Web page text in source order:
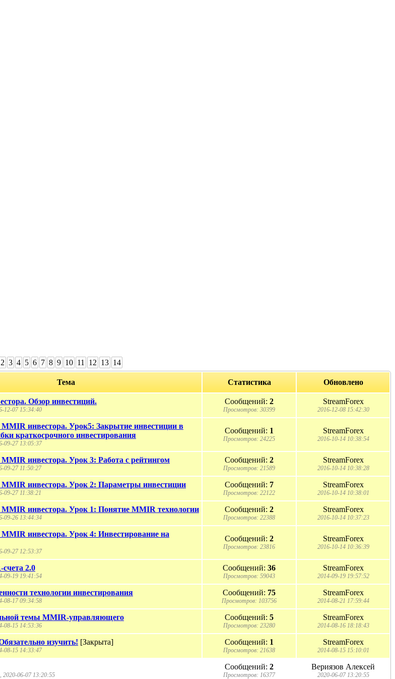
2 3 4 5 6 7 8 9 10 11 12 13 14
Тема Статистика Обновлено
Обзор инвестиций.
12-07 15:34:40
Сообщений: 2
Просмотров: 30399
StreamForex
2016-12-08 15:42:30
инвестора. Урок5: Закрытие инвестиции в
краткосрочного инвестирования
09-27 13:05:37
Сообщений: 1
Просмотров: 24225
StreamForex
2016-10-14 10:38:54
инвестора. Урок 3: Работа с рейтингом
09-27 11:50:27
Сообщений: 2
Просмотров: 21589
StreamForex
2016-10-14 10:38:28
инвестора. Урок 2: Параметры инвестиции
09-27 11:38:21
Сообщений: 7
Просмотров: 22122
StreamForex
2016-10-14 10:38:01
инвестора. Урок 1: Понятие MMIR технологии
09-26 13:44:34
Сообщений: 2
Просмотров: 22388
StreamForex
2016-10-14 10:37:23
инвестора. Урок 4: Инвестирование на
09-27 12:53:37
Сообщений: 2
Просмотров: 23816
StreamForex
2016-10-14 10:36:39
2.0
09-19 19:41:54
Сообщений: 36
Просмотров: 59043
StreamForex
2014-09-19 19:57:52
технологии инвестирования
08-17 09:34:58
Сообщений: 75
Просмотров: 103756
StreamForex
2014-08-21 17:59:44
темы MMIR-управляющего
08-15 14:53:36
Сообщений: 5
Просмотров: 23280
StreamForex
2014-08-16 18:18:43
изучить! [Закрыта]
08-15 14:33:47
Сообщений: 1
Просмотров: 21638
StreamForex
2014-08-15 15:10:01
2020-06-07 13:20:55
Сообщений: 2
Просмотров: 16377
Вериязов Алексей
2020-06-07 13:20:55